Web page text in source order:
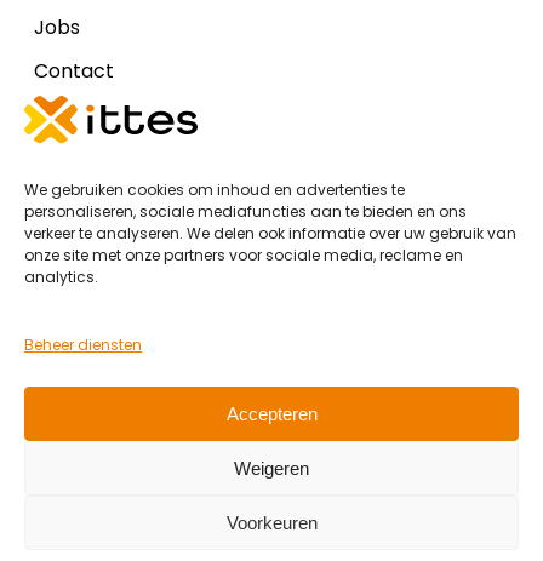
We gebruiken cookies om inhoud en advertenties te
personaliseren, sociale mediafuncties aan te bieden en ons
verkeer te analyseren. We delen ook informatie over uw gebruik van
onze site met onze partners voor sociale media, reclame en
analytics.
Beheer diensten
Accepteren
Weigeren
Voorkeuren
Jobs
Contact
Cookiebeleid (EU)
Algemene voorwaarden Ittes IT
Privacy Policy